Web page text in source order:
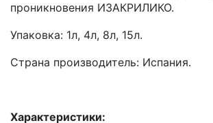
проникновения ИЗАКРИЛИКО.
Упаковка: 1л, 4л, 8л, 15л.
Страна производитель: Испания.
Характеристики: